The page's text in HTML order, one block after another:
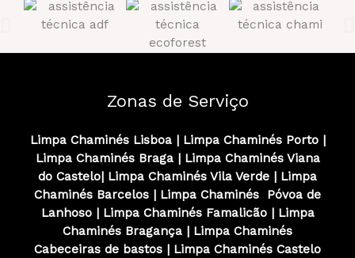
Zonas de Serviço
Limpa Chaminés Lisboa| Limpa Chaminés Porto|
Limpa Chaminés Braga| Limpa Chaminés Viana
do Castelo| Limpa Chaminés Vila Verde | Limpa
Chaminés Barcelos | Limpa Chaminés
Póvoa de
Lanhoso| Limpa Chaminés Famalicão| Limpa
Chaminés Bragança | Limpa Chaminés
Cabeceiras de bastos | Limpa Chaminés Castelo